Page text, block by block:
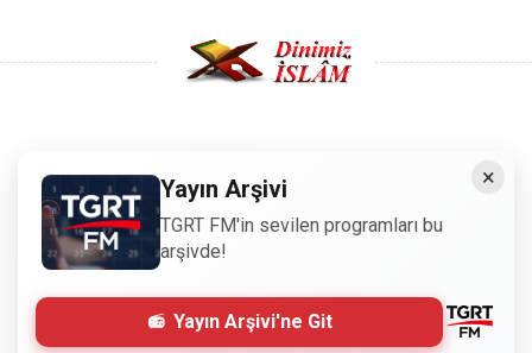
Sitemizdeki bilgiler, bütün insanların istifadesi için
hazırlanmıştır. Orijinaline sadık kalmak şartıyla, izin
almaya gerek kalmadan, herkes istediği gibi alıp istifade
edebilir.
×
Yayın Arşivi
TGRT FM'in sevilen programları bu
arşivde!
Yayın Arşivi'ne Git